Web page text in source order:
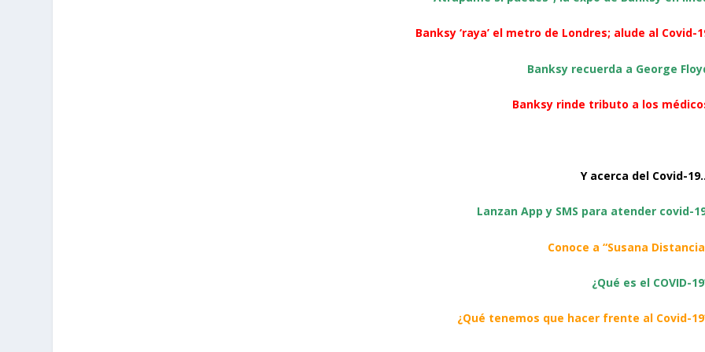
Banksy ‘raya’ el metro de Londres; alude al Covid-
Banksy recuerda a George
Banksy rinde tributo a los
Y acerca del Covid-
Lanzan App y SMS para atender covid-
Conoce a “Susana
¿Qué es el COVID-
¿Qué tenemos que hacer frente al Covid-